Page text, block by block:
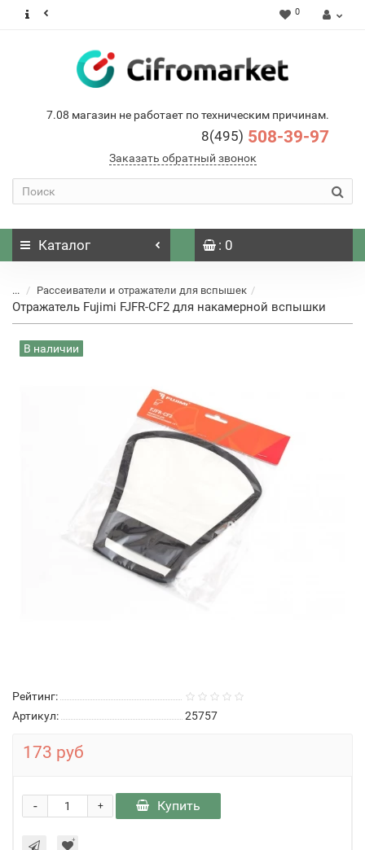
0
7.08 магазин не работает по техническим причинам.
8(495) 508-39-97
Заказать обратный звонок
Каталог : 0
... Рассеиватели и отражатели для вспышек
Отражатель Fujimi FJFR-CF2 для накамерной вспышки
В наличии
Рейтинг:
Артикул:
25757
173 руб
+
- Купить